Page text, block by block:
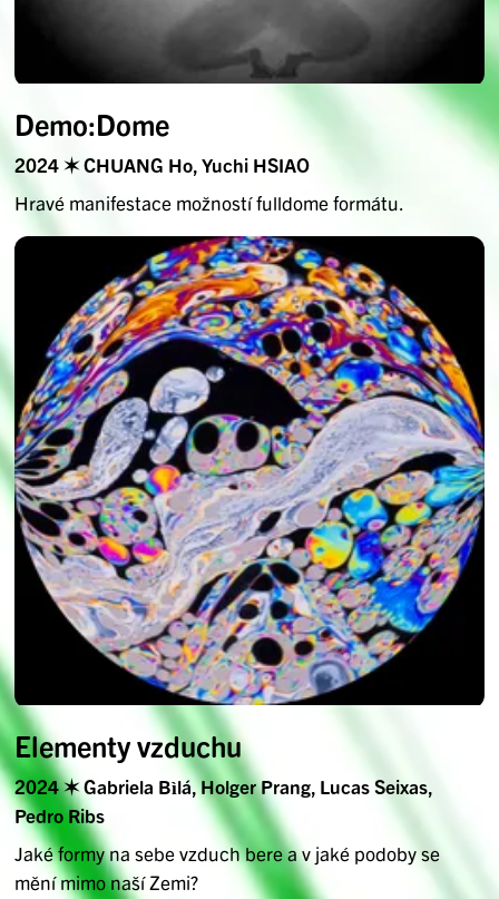
Demo:Dome
2024 ✶ CHUANG Ho, Yuchi HSIAO
Hravé manifestace možností fulldome formátu.
Elementy vzduchu
2024 ✶ Gabriela Bìlá, Holger Prang, Lucas Seixas,
Pedro Ribs
Jaké formy na sebe vzduch bere a v jaké podoby se
mění mimo naší Zemi?